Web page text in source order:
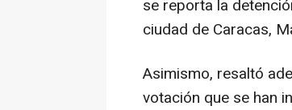
se reporta la
ciudad de Caracas,
Asimismo, resaltó
votación que se han